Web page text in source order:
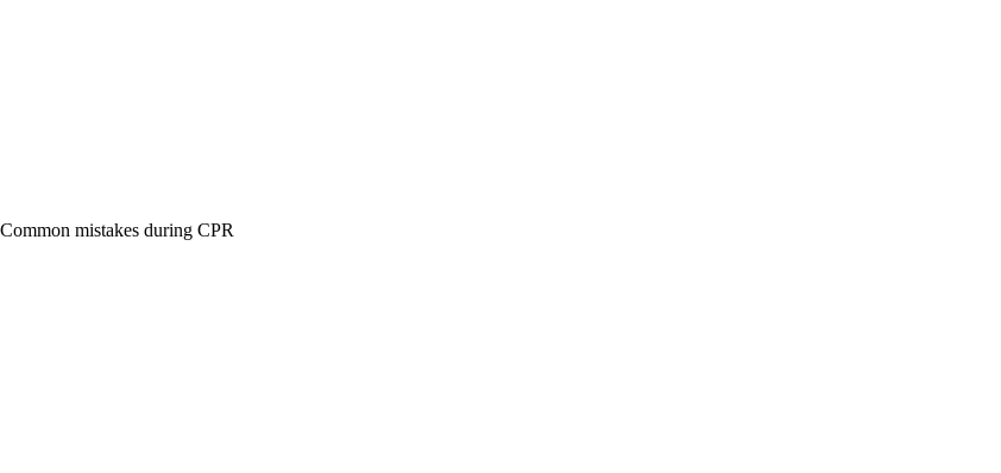
Common mistakes during CPR